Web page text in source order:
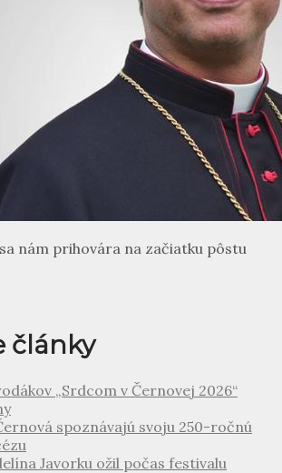
nám prihovára na začiatku pôstu
články
„Srdcom v Černovej 2026“
spoznávajú svoju 250-ročnú
Javorku ožil počas festivalu